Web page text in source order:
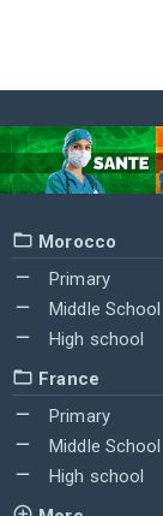
Morocco
Primary
Middle School
High school
France
Primary
Middle School
High school